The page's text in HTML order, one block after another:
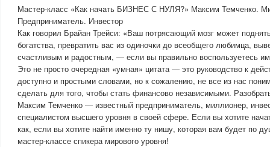
Мастер-класс «Как начать БИЗНЕС С НУЛЯ?» Максим Темченко.
Предприниматель. Инвестор
Как говорил Брайан Трейси: «Ваш потрясающий мозг может
богатства, превратить вас из одиночки до всеобщего любимца,
счастливым и радостным, — если вы правильно воспользуетесь
Это не просто очередная «умная» цитата — это руководство к
доступно и простыми словами, но к сожалению, не все из нас
сделать для того, чтобы стать финансово независимыми.
Максим Темченко — известный предприниматель, миллионер,
специалистом высшего уровня в своей сфере. Если вы хотите
как, если вы хотите найти именно ту нишу, которая вам будет по
мастер-классе спикера мирового уровня!